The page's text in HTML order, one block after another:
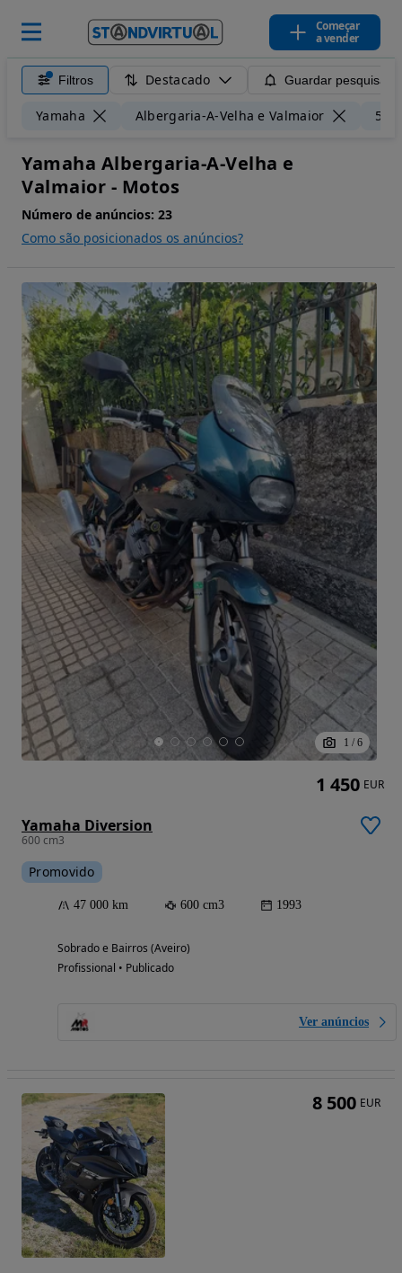
Começar
a vender
Filtros Destacado Guardar pesquisa
Yamaha Albergaria-A-Velha e Valmaior 50
Yamaha Albergaria-A-Velha e
Valmaior - Motos
Número de anúncios: 23
Como são posicionados os anúncios?
1 / 6
Yamaha Diversion
600 cm3
Promovido
47 000 km 600 cm3 1993
Sobrado e Bairros (Aveiro)
Profissional • Publicado
Ver anúncios
1 450 EUR
8 500 EUR